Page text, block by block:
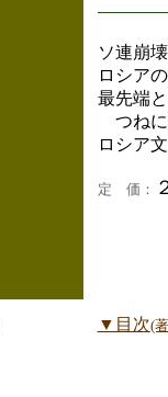
ソ連崩
ロシア
最先端
つねに
ロシア
定 価：
▼目次(